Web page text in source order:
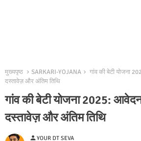
मुख्यपृष्ठ SARKARI-YOJANA
गांव की बेटी योजना
दस्तावेज़ और अंतिम तिथि
गांव की बेटी योजना 2025: आवेदन
दस्तावेज़ और अंतिम तिथि
personYOUR DT SEVA